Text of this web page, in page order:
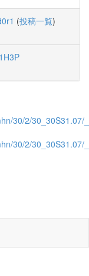
(投稿一覧)
30/2/30_30S31.07/
30/2/30_30S31.07/